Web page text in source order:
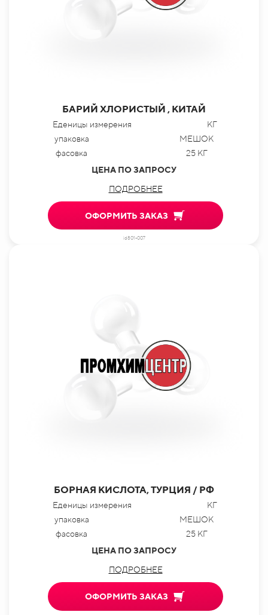
БАРИЙ ХЛОРИСТЫЙ , КИТАЙ
Еденицы измерения
КГ
упаковка
МЕШОК
фасовка
25 КГ
ЦЕНА ПО ЗАПРОСУ
ПОДРОБНЕЕ
ОФОРМИТЬ ЗАКАЗ
id801-007
БОРНАЯ КИСЛОТА, ТУРЦИЯ / РФ
Еденицы измерения
КГ
упаковка
МЕШОК
фасовка
25 КГ
ЦЕНА ПО ЗАПРОСУ
ПОДРОБНЕЕ
ОФОРМИТЬ ЗАКАЗ